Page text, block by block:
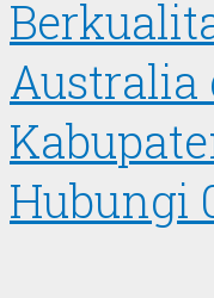
Australia
Hubungi